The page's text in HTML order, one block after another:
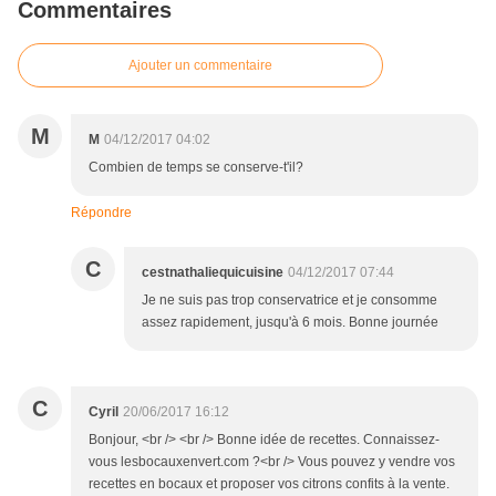
Commentaires
Ajouter un commentaire
M M 04/12/2017 04:02
Combien de temps se conserve-t'il?
Répondre
C cestnathaliequicuisine 04/12/2017 07:44
Je ne suis pas trop conservatrice et je consomme
assez rapidement, jusqu'à 6 mois. Bonne journée
C Cyril 20/06/2017 16:12
Bonjour, <br /> <br /> Bonne idée de recettes. Connaissez-
vous lesbocauxenvert.com ?<br /> Vous pouvez y vendre vos
recettes en bocaux et proposer vos citrons confits à la vente.